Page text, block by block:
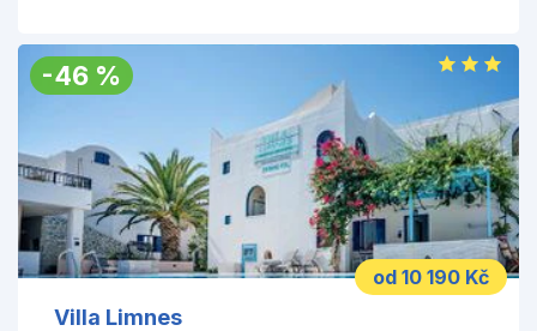
od 10 190 Kč
-46 %
Villa Limnes